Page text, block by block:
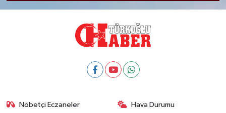
Nöbetçi Eczaneler Hava Durumu